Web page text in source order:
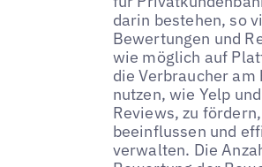
darin bestehen, so
Bewertungen und
wie möglich auf
die Verbraucher am
nutzen, wie Yelp
Reviews, zu
beeinflussen und
verwalten. Die